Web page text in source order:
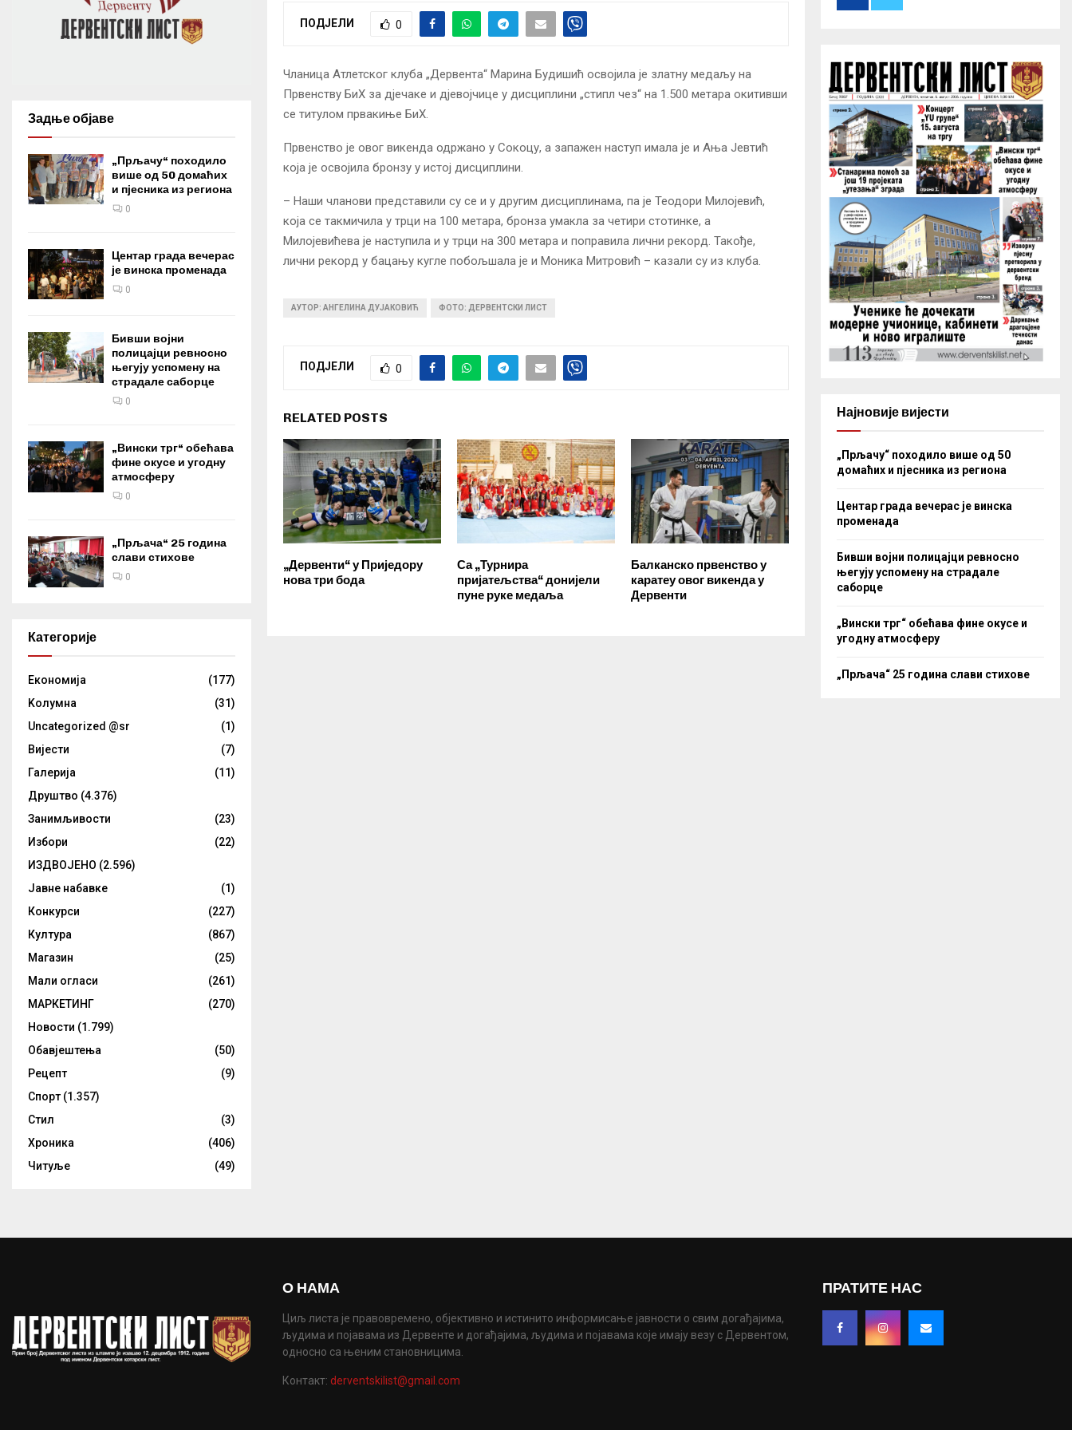
ПОДЈЕЛИ 0
Чланица Атлетског клуба „Дервента“ Марина Будишић освојила је златну медаљу на
Првенству БиХ за дјечаке и дјевојчице у дисциплини „стипл чез“ на 1.500 метара окитивши
се титулом првакиње БиХ.
Првенство је овог викенда одржано у Сокоцу, а запажен наступ имала је и Ања Јевтић
која је освојила бронзу у истој дисциплини.
– Наши чланови представили су се и у другим дисциплинама, па је Теодори Милојевић,
која се такмичила у трци на 100 метара, бронза умакла за четири стотинке, а
Милојевићева је наступила и у трци на 300 метара и поправила лични рекорд. Такође,
лични рекорд у бацању кугле побољшала је и Моника Митровић – казали су из клуба.
АУТОР: АНГЕЛИНА ДУЈАКОВИЋ ФОТО: ДЕРВЕНТСКИ ЛИСТ
ПОДЈЕЛИ 0
RELATED POSTS
„Дервенти“ у Приједору
нова три бода
Са „Турнира
пријатељства“ донијели
пуне руке медаља
Балканско првенство у
каратеу овог викенда у
Дервенти
Задње објаве
„Прљачу“ походило
више од 50 домаћих
и пјесника из региона
0
Центар града вечерас
је винска променада
0
Бивши војни
полицајци ревносно
његују успомену на
страдале саборце
0
„Вински трг“ обећава
фине окусе и угодну
атмосферу
0
„Прљача“ 25 година
слави стихове
0
Категорије
Eкономија
(177)
Kолумнa
(31)
Uncategorized @sr
(1)
Вијести
(7)
Галерија
(11)
Друштво (4.376)
Занимљивости
(23)
Избори
(22)
ИЗДВОЈЕНО (2.596)
Јавне набавке
(1)
Конкурси
(227)
Култура
(867)
Магазин
(25)
Мали огласи
(261)
МАРКЕТИНГ
(270)
Новости (1.799)
Обавјештења
(50)
Рецепт
(9)
Спорт (1.357)
Стил
(3)
Хроника
(406)
Читуље
(49)
H
Најновије вијести
„Прљачу“ походило више од 50
домаћих и пјесника из региона
Центар града вечерас је винска
променада
Бивши војни полицајци ревносно
његују успомену на страдале
саборце
„Вински трг“ обећава фине окусе и
угодну атмосферу
„Прљача“ 25 година слави стихове
О НАМА
Циљ листа је правовремено, објективно и истинито информисање јавности о свим догађајима,
људима и појавама из Дервенте и догађајима, људима и појавама које имају везу с Дервентом,
односно са њеним становницима.
Контакт: derventskilist@gmail.com
ПРАТИТЕ НАС